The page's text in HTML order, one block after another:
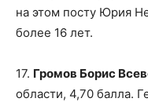
на этом посту Юрия
более 16 лет.
17. Громов Борис
области, 4,70 балла.